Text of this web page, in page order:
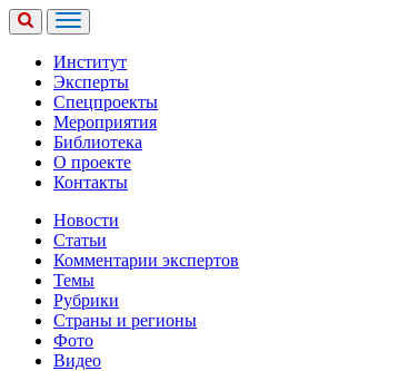
Институт
Эксперты
Спецпроекты
Мероприятия
Библиотека
О проекте
Контакты
Новости
Статьи
Комментарии экспертов
Темы
Рубрики
Страны и регионы
Фото
Видео